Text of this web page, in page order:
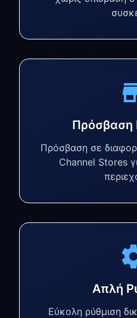
Πρόσβαση
Πρόσβαση σε
Channel Stores
Απλή
Εύκολη ρύθμιση